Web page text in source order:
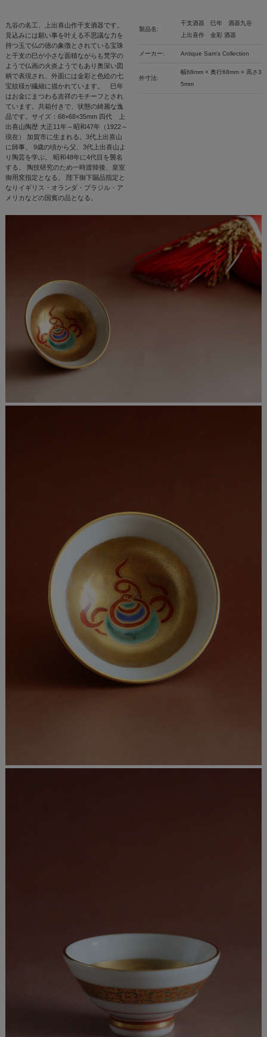
九谷の名工、上出喜山作干支酒器です。
見込みには願い事を叶える不思議な力を
持つ玉で仏の徳の象徴とされている宝珠
と干支の巳が小さな面積ながらも梵字の
ようで仏画の火炎ようでもあり奥深い図
柄で表現され、外面には金彩と色絵の七
宝紋様が繊細に描かれています。 巳年
はお金にまつわる吉祥のモチーフとされ
ています。共箱付きで、状態の綺麗な逸
品です。サイズ：68×68×35mm 四代 上
出喜山陶歴 大正11年～昭和47年（1922～
現在） 加賀市に生まれる。3代上出喜山
に師事。 9歳の頃から父、3代上出喜山よ
り陶芸を学ぶ。 昭和48年に4代目を襲名
する。 陶技研究のため一時渡韓後、皇室
御用窯指定となる。 陛下御下賜品指定と
なりイギリス・オランダ・ブラジル・ア
メリカなどの国賓の品となる。
製品名:
干支酒器 巳年 酒器九谷
上出喜作 金彩 酒器
メーカー: Antique Sam's Collection
外寸法:
幅68mm × 奥行68mm × 高さ3
5mm